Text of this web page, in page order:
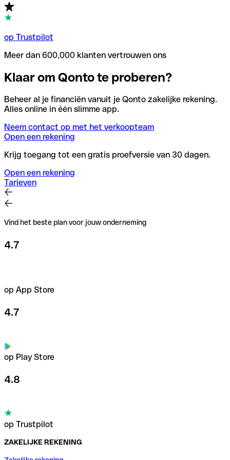
op Trustpilot
Meer dan 600,000 klanten vertrouwen ons
Klaar om Qonto te proberen?
Beheer al je financiën vanuit je Qonto zakelijke rekening.
Alles online in één slimme app.
Neem contact op met het verkoopteam
Open een rekening
Krijg toegang tot een gratis proefversie van 30 dagen.
Open een rekening
Tarieven
Vind het beste plan voor jouw onderneming
4.7
op App Store
4.7
op Play Store
4.8
op Trustpilot
ZAKELIJKE REKENING